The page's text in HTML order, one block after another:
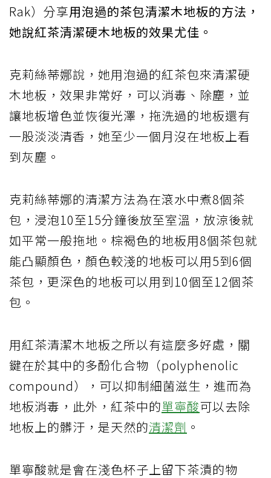
Rak）分享用泡過的茶包清潔木地板的方法，
她說紅茶清潔硬木地板的效果尤佳。
克莉絲蒂娜說，她用泡過的紅茶包來清潔硬
木地板，效果非常好，可以消毒、除塵，並
讓地板增色並恢復光澤，拖洗過的地板還有
一股淡淡清香，她至少一個月沒在地板上看
到灰塵。
克莉絲蒂娜的清潔方法為在滾水中煮8個茶
包，浸泡10至15分鐘後放至室溫，放涼後就
如平常一般拖地。棕褐色的地板用8個茶包就
能凸顯顏色，顏色較淺的地板可以用5到6個
茶包，更深色的地板可以用到10個至12個茶
包。
用紅茶清潔木地板之所以有這麼多好處，關
鍵在於其中的多酚化合物（polyphenolic
compound），可以抑制細菌滋生，進而為
地板消毒，此外，紅茶中的單寧酸可以去除
地板上的髒汙，是天然的清潔劑 。
單寧酸就是會在淺色杯子上留下茶漬的物